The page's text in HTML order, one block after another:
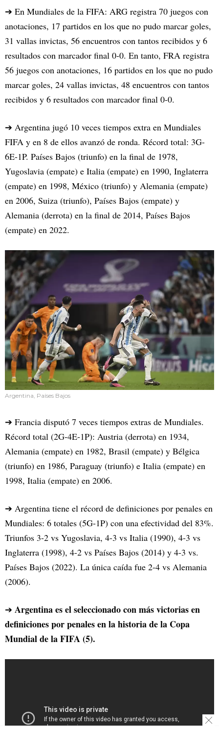
➔ En Mundiales de la FIFA: ARG registra 70 juegos con
anotaciones, 17 partidos en los que no pudo marcar goles,
31 vallas invictas, 56 encuentros con tantos recibidos y 6
resultados con marcador final 0-0. En tanto, FRA registra
56 juegos con anotaciones, 16 partidos en los que no pudo
marcar goles, 24 vallas invictas, 48 encuentros con tantos
recibidos y 6 resultados con marcador final 0-0.
➔ Argentina jugó 10 veces tiempos extra en Mundiales
FIFA y en 8 de ellos avanzó de ronda. Récord total: 3G-
6E-1P. Países Bajos (triunfo) en la final de 1978,
Yugoslavia (empate) e Italia (empate) en 1990, Inglaterra
(empate) en 1998, México (triunfo) y Alemania (empate)
en 2006, Suiza (triunfo), Países Bajos (empate) y
Alemania (derrota) en la final de 2014, Países Bajos
(empate) en 2022.
Argentina, Países Bajos
➔ Francia disputó 7 veces tiempos extras de Mundiales.
Récord total (2G-4E-1P): Austria (derrota) en 1934,
Alemania (empate) en 1982, Brasil (empate) y Bélgica
(triunfo) en 1986, Paraguay (triunfo) e Italia (empate) en
1998, Italia (empate) en 2006.
➔ Argentina tiene el récord de definiciones por penales en
Mundiales: 6 totales (5G-1P) con una efectividad del 83%.
Triunfos 3-2 vs Yugoslavia, 4-3 vs Italia (1990), 4-3 vs
Inglaterra (1998), 4-2 vs Países Bajos (2014) y 4-3 vs.
Países Bajos (2022). La única caída fue 2-4 vs Alemania
(2006).
➔ Argentina es el seleccionado con más victorias en
definiciones por penales en la historia de la Copa
Mundial de la FIFA (5).